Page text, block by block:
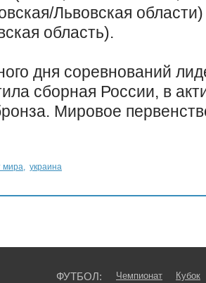
Львовская
область).
дня соревнований
сборная России, в
Мировое
мира, украина
ФУТБОЛ: Чемпионат Кубок